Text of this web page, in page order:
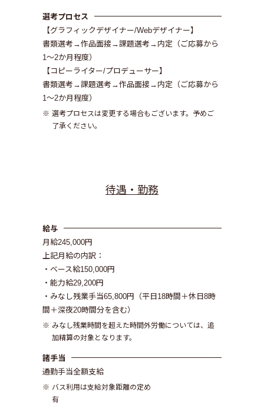
選考プロセス
【グラフィックデザイナー/Webデザイナー】
書類選考→作品面接→課題選考→内定（ご応募から
1～2か月程度）
【コピーライター/プロデューサー】
書類選考→課題選考→作品面接→内定（ご応募から
1～2か月程度）
選考プロセスは変更する場合もございます。予めご
了承ください。
待遇・勤務
給与
月給245,000円
上記月給の内訳：
・ベース給150,000円
・能力給29,200円
・みなし残業手当65,800円（平日18時間＋休日8時
間＋深夜20時間分を含む）
みなし残業時間を超えた時間外労働については、追
加精算の対象となります。
諸手当
通勤手当全額支給
バス利用は支給対象距離の定め
有